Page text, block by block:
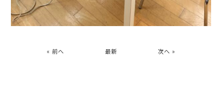
« 前へ 最新 次へ »